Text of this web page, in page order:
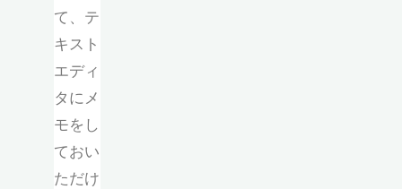
て、テ
キスト
エディ
タにメ
モをし
ておい
ただけ